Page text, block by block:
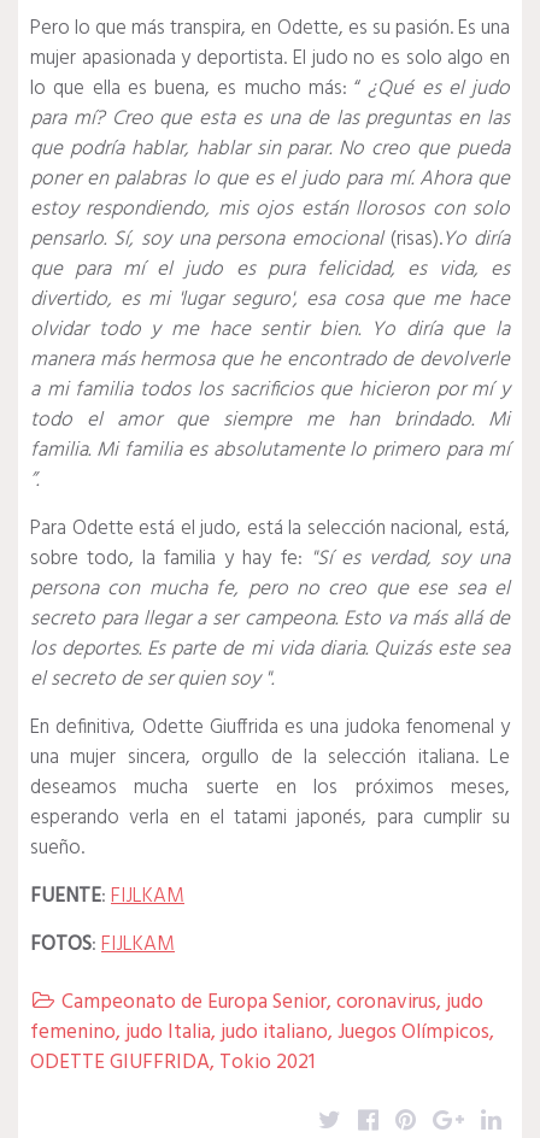
Pero lo que más transpira, en Odette, es su pasión.Es una
mujer apasionada y deportista. El judo no es solo algo en
lo que ella es buena, es mucho más: “¿Qué es el judo
para mí? Creo que esta es una de las preguntas en las
que podría hablar, hablar sin parar. No creo que pueda
poner en palabras lo que es el judo para mí.Ahora que
estoy respondiendo, mis ojos están llorosos con solo
pensarlo. Sí, soy una persona emocional(risas).Yo diría
que para mí el judo es pura felicidad, es vida, es
divertido, es mi 'lugar seguro', esa cosa que me hace
olvidar todo y me hace sentir bien. Yo diría que la
manera más hermosa que he encontrado de devolverle
a mi familia todos los sacrificios que hicieron por mí y
todo el amor que siempre me han brindado. Mi
familia. Mi familia es absolutamente lo primero para mí
”.
Para Odette está el judo, está la selección nacional, está,
sobre todo, la familia y hay fe: "Sí es verdad, soy una
persona con mucha fe, pero no creo que ese sea el
secreto para llegar a ser campeona. Esto va más allá de
los deportes. Es parte de mi vida diaria. Quizás este sea
el secreto de ser quien soy ".
En definitiva, Odette Giuffrida es una judoka fenomenal y
una mujer sincera, orgullo de la selección italiana. Le
deseamos mucha suerte en los próximos meses,
esperando verla en el tatami japonés, para cumplir su
sueño.
FUENTE:FIJLKAM
FOTOS:FIJLKAM
 Campeonato de Europa Senior,coronavirus,judo
femenino,judo Italia,judo italiano,Juegos Olímpicos,
ODETTE GIUFFRIDA, Tokio 2021
Twitter
Facebook
Pinterest